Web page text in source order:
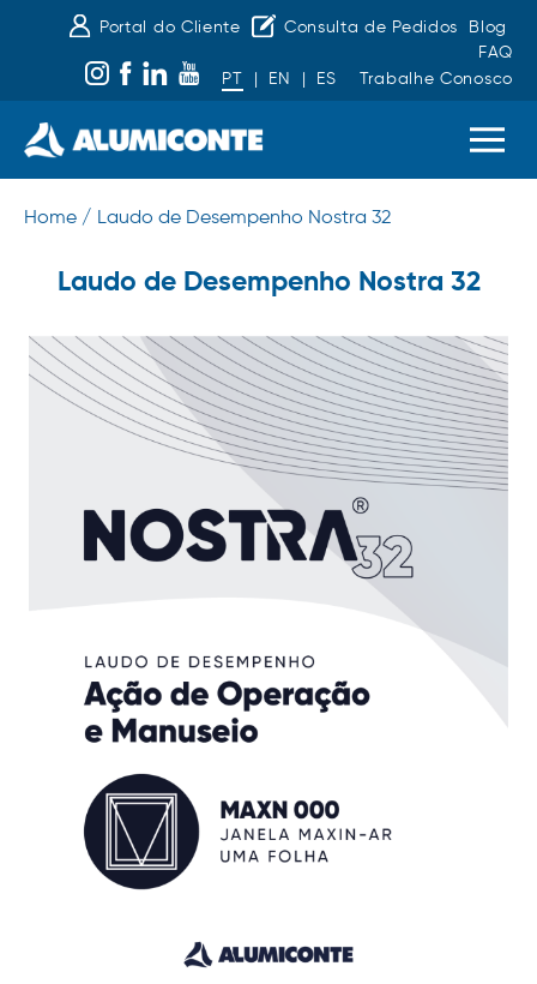
Portal do Cliente Consulta de Pedidos
Blog
FAQ
PT
| EN | ES Trabalhe Conosco
Home / Laudo de Desempenho Nostra 32
Laudo de Desempenho Nostra 32